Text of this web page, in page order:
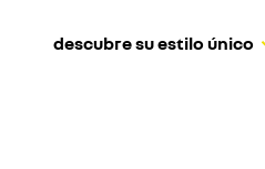
descubre su estilo único